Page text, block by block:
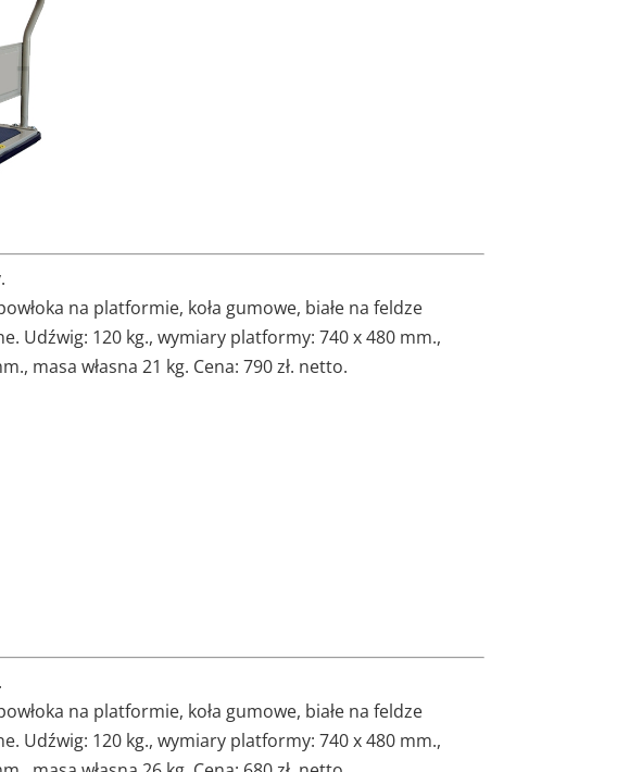
na platformie, koła gumowe, białe na feldze
Udźwig: 120 kg., wymiary platformy: 740 x 480 mm.,
masa własna 21 kg. Cena: 790 zł. netto.
na platformie, koła gumowe, białe na feldze
Udźwig: 120 kg., wymiary platformy: 740 x 480 mm.,